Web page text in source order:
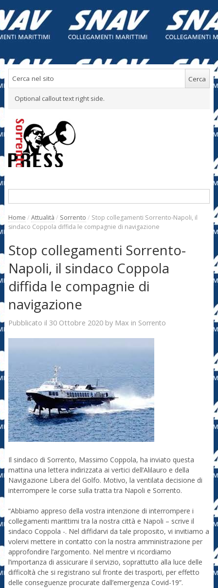
Optional callout text right side.
Home / Attualità / Sorrento / Stop collegamenti Sorrento-Napoli, il
sindaco Coppola diffida le compagnie di navigazione
Stop collegamenti Sorrento-
Napoli, il sindaco Coppola
diffida le compagnie di
navigazione
Pubblicato il 30 Ottobre 2020by Max in Sorrento
Il sindaco di Sorrento, Massimo Coppola, ha inviato questa
mattina una lettera indirizzata ai vertici dell’Alilauro e della
Navigazione Libera del Golfo. Motivo, la ventilata decisione di
interrompere le corse sulla tratta tra Napoli e Sorrento.
“Abbiamo appreso della vostra intenzione di interrompere i
collegamenti marittimi tra la nostra città e Napoli – scrive il
sindaco Coppola -. Nel diffidarvi da tale proposito, vi invitiamo a
volervi mettere in contatto con la nostra amministrazione per
approfondire l’argomento. Nel mentre vi ricordiamo
l’importanza di assicurare il servizio, soprattutto alla luce delle
difficoltà che si registrano sul fronte dei trasporti, per effetto
delle conseguenze procurate dall’emergenza Covid-19”.